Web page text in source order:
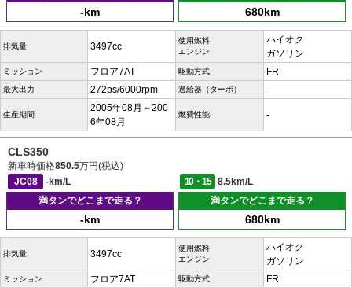
-km 680km
排気量 3497cc
使用燃料
エンジン
ハイオク
ガソリン
ミッション フロア7AT 駆動方式 FR
最大出力 272ps/6000rpm 過給器（ターボ） -
生産期間
2005年08月～200
6年08月
燃費性能 -
CLS350
新車時価格850.5万円(税込)
JC08
-km/L 10・15
8.5km/L
満タンでどこまで走る？
-km
満タンでどこまで走る？
680km
排気量 3497cc
使用燃料
エンジン
ハイオク
ガソリン
ミッション フロア7AT 駆動方式 FR